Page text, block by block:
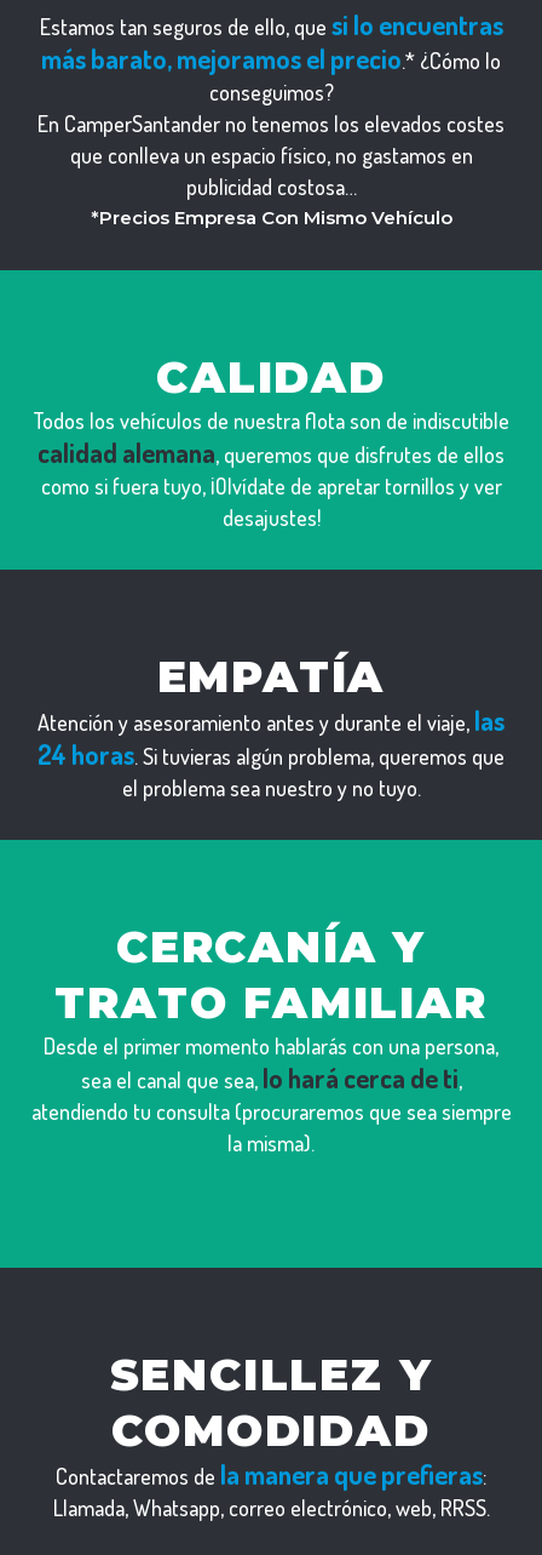
Estamos tan seguros de ello, que si lo encuentras
más barato, mejoramos el precio.* ¿Cómo lo
conseguimos?
En CamperSantander no tenemos los elevados costes
que conlleva un espacio físico, no gastamos en
publicidad costosa…
*Precios Empresa Con Mismo Vehículo
CALIDAD
Todos los vehículos de nuestra flota son de indiscutible
calidad alemana, queremos que disfrutes de ellos
como si fuera tuyo, ¡Olvídate de apretar tornillos y ver
desajustes!
EMPATÍA
Atención y asesoramiento antes y durante el viaje, las
24 horas. Si tuvieras algún problema, queremos que
el problema sea nuestro y no tuyo.
CERCANÍA Y
TRATO FAMILIAR
Desde el primer momento hablarás con una persona,
sea el canal que sea, lo hará cerca de ti,
atendiendo tu consulta (procuraremos que sea siempre
la misma).
SENCILLEZ Y
COMODIDAD
Contactaremos de la manera que prefieras:
Llamada, Whatsapp, correo electrónico, web, RRSS.